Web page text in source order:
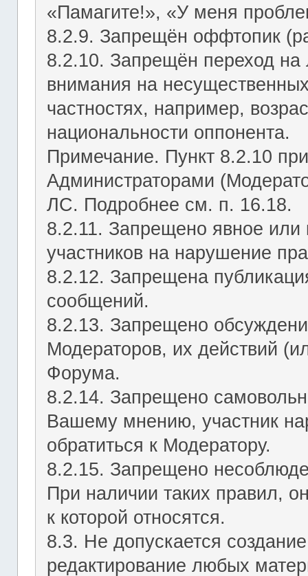
«Памагите!», «У меня
8.2.9. Запрещён оффтопик
8.2.10. Запрещён переход на
внимания на
частностях, например,
национальности оппонента.
Примечание. Пункт 8.2.10
Администраторами
ЛС. Подробнее см. п. 16.18.
8.2.11. Запрещено явное или
участников на нарушение
8.2.12. Запрещена
сообщений.
8.2.13. Запрещено
Модераторов, их действий
Форума.
8.2.14. Запрещено
Вашему мнению, участник
обратиться к Модератору.
8.2.15. Запрещено
При наличии таких правил,
к которой относятся.
8.3. Не допускается
редактирование любых